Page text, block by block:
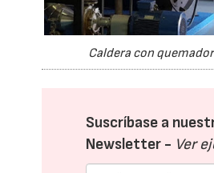
Caldera con
Suscríbase a
Newsletter - Ver